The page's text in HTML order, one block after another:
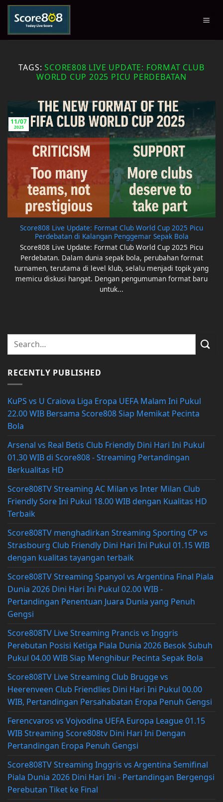
Skip
content
TAGS:SCORE808 LIVE UPDATE: FORMAT CLUB
WORLD CUP 2025 PICU PERDEBATAN
Score808 Live Update: Format Club World Cup 2025 Picu
Perdebatan di Kalangan Penggemar Sepak Bola
Score808 Live Update: Format Club World Cup 2025 Picu
Perdebatan. Dalam dunia sepak bola, perubahan format
turnamen, terutama di level klub, selalu menjadi topik yang
memicu diskusi hangat. Dengan pengumuman format baru
untuk...
11/07
2025
RECENTLY PUBLISHED
KuPS vs U Craiova Liga Eropa UEFA Malam Ini Pukul
22.00 WIB Bersama Score808 Siap Memikat Pecinta
Bola
Arsenal vs Real Betis Club Friendly Dini Hari Ini Pukul
01.30 WIB di Score808 - Streaming Pertandingan
Berkualitas HD
Score808TV Streaming AC Milan vs Inter Milan Club
Friendly Sore Ini Pukul 18.00 WIB dengan Kualitas HD
Terbaik
Score808TV menghadirkan Streaming Sporting CP vs
Strasbourg Club Friendly Dini Hari Ini Pukul 01.15 WIB
dengan kualitas tayangan terbaik
Score808TV Streaming Spanyol vs Argentina Final Piala
Dunia 2026 Dini Hari Ini Pukul 02.00 WIB -
Pertandingan Penentuan Juara Dunia yang Penuh
Gengsi
Score808TV Live Streaming Prancis vs Inggris
Perebutan Posisi Ketiga Piala Dunia 2026 Besok Subuh
Pukul 04.00 WIB Siap Menghibur Pecinta Sepak Bola
Score808TV Live Streaming Club Brugge vs
Heerenveen Club Friendlies Dini Hari Ini Pukul 00.00
WIB, Pertandingan Persahabatan Eropa Penuh Gengsi
Ferencvaros vs Vojvodina UEFA Europa League 01.15
WIB Streaming Score808tv Dini Hari Ini Dengan
Pertandingan Eropa Penuh Gengsi
Score808TV Streaming Inggris vs Argentina Semifinal
Piala Dunia 2026 Dini Hari Ini - Pertandingan Bergengsi
Perebutan Tiket ke Final